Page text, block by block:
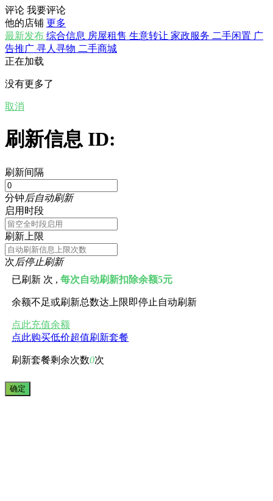
评论 我要评论
他的店铺 更多
最新发布 综合信息 房屋租售 生意转让 家政服务 二手闲置 广
告推广 寻人寻物 二手商城
正在加载
没有更多了
取消
刷新信息 ID:
刷新间隔
分钟后自动刷新
启用时段
刷新上限
次后停止刷新
已刷新 次 ,每次自动刷新扣除余额5元
余额不足或刷新总数达上限即停止自动刷新
点此充值余额
点此购买低价超值刷新套餐
刷新套餐剩余次数0次